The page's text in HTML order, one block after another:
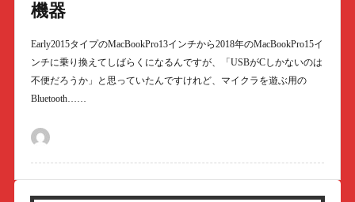
機器
Early2015タイプのMacBookPro13インチから2018年のMacBookPro15イ
ンチに乗り換えてしばらくになるんですが、「USBがCしかないのは
不便だろうか」と思っていたんですけれど、マイクラを遊ぶ用の
Bluetooth……